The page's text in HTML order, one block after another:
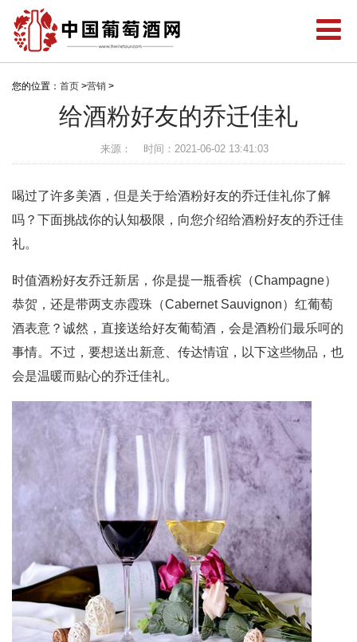
您的位置： 首页 >营销 >
给酒粉好友的乔迁佳礼
来源： 时间：2021-06-02 13:41:03
喝过了许多美酒，但是关于给酒粉好友的乔迁佳礼你了解
吗？下面挑战你的认知极限，向您介绍给酒粉好友的乔迁佳
礼。
时值酒粉好友乔迁新居，你是提一瓶香槟（Champagne）
恭贺，还是带两支赤霞珠（Cabernet Sauvignon）红葡萄
酒表意？诚然，直接送给好友葡萄酒，会是酒粉们最乐呵的
事情。不过，要想送出新意、传达情谊，以下这些物品，也
会是温暖而贴心的乔迁佳礼。